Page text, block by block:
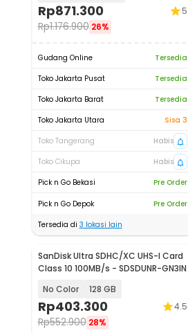
Rp871.300
Rp1.176.900 26%
5
Gudang Online
Tersedia
Toko Jakarta Pusat
Tersedia
Toko Jakarta Barat
Tersedia
Toko Jakarta Utara
Sisa 3
Toko Tangerang
Habis
Toko Cikupa
Habis
Pick n Go Bekasi
Pre Order
Pick n Go Depok
Pre Order
Tersedia di 3 lokasi lain
SanDisk Ultra SDHC/XC UHS-I Card
Class 10 100MB/s - SDSDUNR-GN3IN
No Color
128 GB
Rp403.300
Rp552.900 28%
4.5